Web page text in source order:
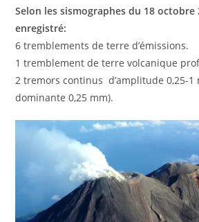
Selon les sismographes du 18 octobre
enregistré:
6 tremblements de terre d’émissions.
1 tremblement de terre volcanique
2 tremors continus d’amplitude 0,25-1
dominante 0,25 mm).